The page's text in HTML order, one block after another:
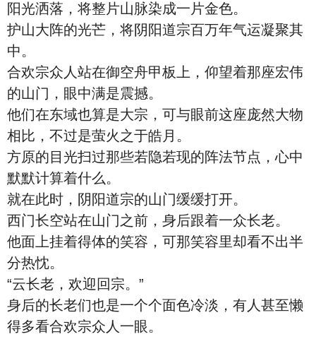
阳光洒落，将整片山脉染成一片金色。
护山大阵的光芒，将阴阳道宗百万年气运凝聚其
中。
合欢宗众人站在御空舟甲板上，仰望着那座宏伟
的山门，眼中满是震撼。
他们在东域也算是大宗，可与眼前这座庞然大物
相比，不过是萤火之于皓月。
方原的目光扫过那些若隐若现的阵法节点，心中
默默计算着什么。
就在此时，阴阳道宗的山门缓缓打开。
西门长空站在山门之前，身后跟着一众长老。
他面上挂着得体的笑容，可那笑容里却看不出半
分热忱。
“云长老，欢迎回宗。”
身后的长老们也是一个个面色冷淡，有人甚至懒
得多看合欢宗众人一眼。